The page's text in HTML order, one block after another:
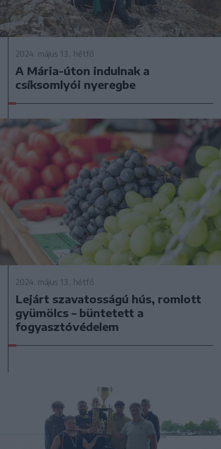
2024. május 13., hétfő
A Mária-úton indulnak a
csíksomlyói nyeregbe
2024. május 13., hétfő
Lejárt szavatosságú hús, romlott
gyümölcs – büntetett a
fogyasztóvédelem